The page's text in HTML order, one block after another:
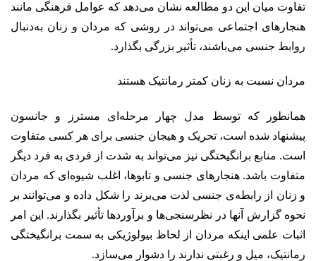
تفاوت میان این دو مطالعه نشان می‌دهد که عوامل فرهنگی مانند
هنجارهای اجتماعی می‌تواند در روشی که مردان و زنان به‌دنبال
روابط جنسی می‌باشند، تأثیر بزرگی بگذارد.
مردان نسبت به زنان کمتر رمانتیک هستند
همانطور که توسط مدل چهار مرحله‌ای مسترز و جانسون
پیشنهاد شده است، تحریک و هیجان جنسی برای هر کسی متفاوت
است. منابع برانگیختگی نیز می‌تواند به شدت از فردی به فرد دیگر
متفاوت باشد. هنجارهای جنسی و تابوها، اغلب شیوه‌ای که مردان
و زنان از رابطه‌ی جنسی لذت می‌برند را شکل داده و می‌توانند بر
نحوه گزارش آنها در نظرسنجی‌ها و برآوردها تأثیر بگذارند. این امر
اثبات علمی اینکه مردان از لحاظ بیولوژیکی به سمت برانگیختگی
رمانتیک، میل و رغبتی ندارند را دشوار می‌سازد.